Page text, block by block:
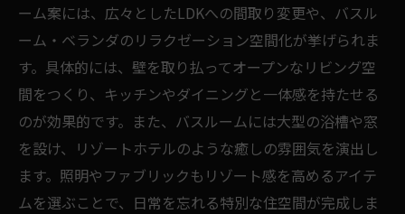
ーム案には、広々としたLDKへの間取り変更や、バスル
ーム・ベランダのリラクゼーション空間化が挙げられま
す。具体的には、壁を取り払ってオープンなリビング空
間をつくり、キッチンやダイニングと一体感を持たせる
のが効果的です。また、バスルームには大型の浴槽や窓
を設け、リゾートホテルのような癒しの雰囲気を演出し
ます。照明やファブリックもリゾート感を高めるアイテ
ムを選ぶことで、日常を忘れる特別な住空間が完成しま